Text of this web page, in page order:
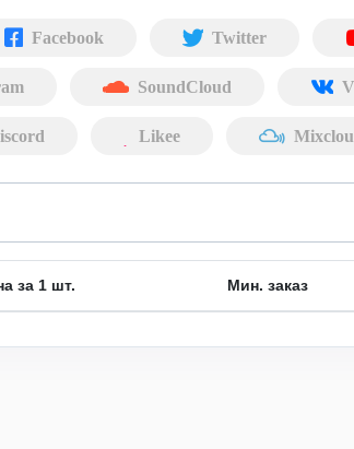
Facebook Twitter
SoundCloud
Likee
за 1 шт. Мин. заказ